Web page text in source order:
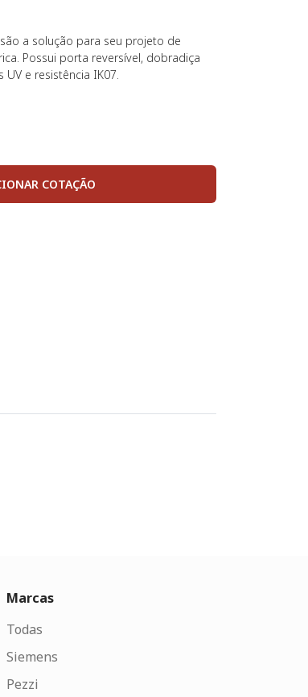
a solução para seu projeto de
Possui porta reversível, dobradiça
e resistência IK07.
COTAÇÃO
Marcas
Todas
Siemens
Pezzi